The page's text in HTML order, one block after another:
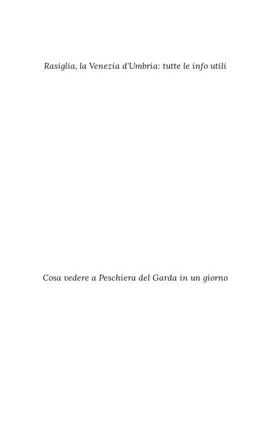
Rasiglia, la Venezia d’Umbria: tutte le info utili
Cosa vedere a Peschiera del Garda in un giorno